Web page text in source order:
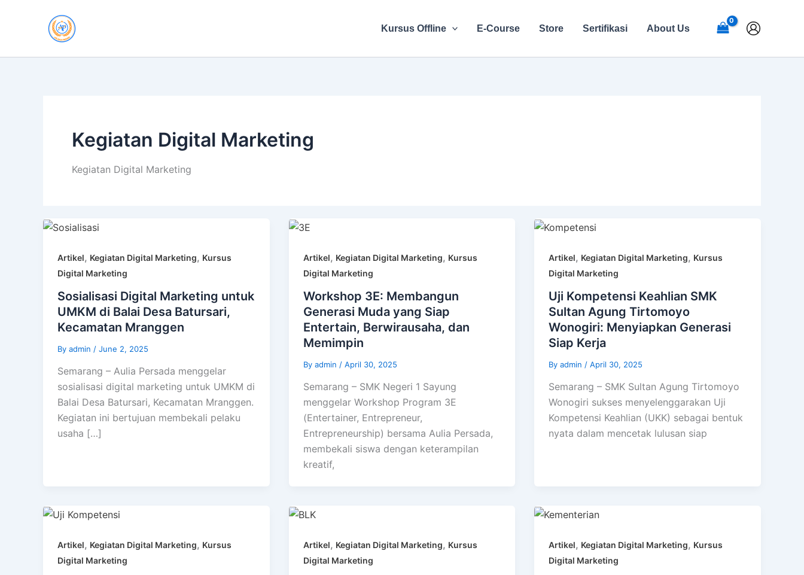
Kursus Offline E-Course Store Sertifikasi About Us
Kegiatan Digital Marketing
Kegiatan Digital Marketing
Artikel, Kegiatan Digital Marketing, Kursus
Digital Marketing
Sosialisasi Digital Marketing untuk
UMKM di Balai Desa Batursari,
Kecamatan Mranggen
By admin / June 2, 2025
Semarang – Aulia Persada menggelar
sosialisasi digital marketing untuk UMKM di
Balai Desa Batursari, Kecamatan Mranggen.
Kegiatan ini bertujuan membekali pelaku
usaha […]
Artikel, Kegiatan Digital Marketing, Kursus
Digital Marketing
Workshop 3E: Membangun
Generasi Muda yang Siap
Entertain, Berwirausaha, dan
Memimpin
By admin / April 30, 2025
Semarang – SMK Negeri 1 Sayung
menggelar Workshop Program 3E
(Entertainer, Entrepreneur,
Entrepreneurship) bersama Aulia Persada,
membekali siswa dengan keterampilan
kreatif,
Artikel, Kegiatan Digital Marketing, Kursus
Digital Marketing
Uji Kompetensi Keahlian SMK
Sultan Agung Tirtomoyo
Wonogiri: Menyiapkan Generasi
Siap Kerja
Byadmin /April 30, 2025
Semarang – SMK Sultan Agung Tirtomoyo
Wonogiri sukses menyelenggarakan Uji
Kompetensi Keahlian (UKK) sebagai bentuk
nyata dalam mencetak lulusan siap
Artikel, Kegiatan Digital Marketing, Kursus
Digital Marketing
Artikel, Kegiatan Digital Marketing, Kursus
Digital Marketing
Artikel, Kegiatan Digital Marketing, Kursus
Digital Marketing